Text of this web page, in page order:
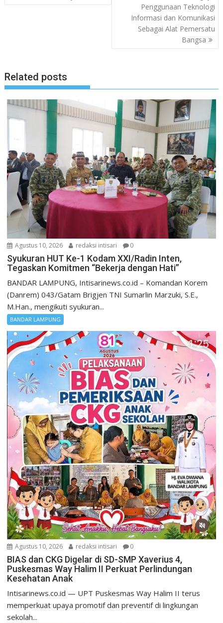
Penggunaan Teknologi
Informasi dan Komunikasi
Sebagai Alat Pemersatu
Bangsa
Related posts
Agustus 10, 2026 redaksi intisari 0
Syukuran HUT Ke-1 Kodam XXI/Radin Inten,
Tegaskan Komitmen “Bekerja dengan Hati”
BANDAR LAMPUNG, Intisarinews.co.id – Komandan Korem
(Danrem) 043/Gatam Brigjen TNI Sumarlin Marzuki, S.E.,
M.Han., mengikuti syukuran...
BANDAR LAMPUNG
Agustus 10, 2026 redaksi intisari 0
BIAS dan CKG Digelar di SD-SMP Xaverius 4,
Puskesmas Way Halim II Perkuat Perlindungan
Kesehatan Anak
Intisarinews.co.id — UPT Puskesmas Way Halim II terus
memperkuat upaya promotif dan preventif di lingkungan
sekolah...